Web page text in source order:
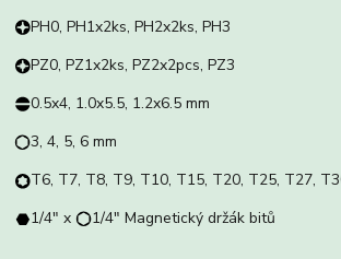
PH0, PH1x2ks, PH2x2ks, PH3
PZ0, PZ1x2ks, PZ2x2pcs, PZ3
0.5x4, 1.0x5.5, 1.2x6.5 mm
3, 4, 5, 6 mm
T6, T7, T8, T9, T10, T15, T20, T25, T27,
1/4" x
1/4" Magnetický držák bitů